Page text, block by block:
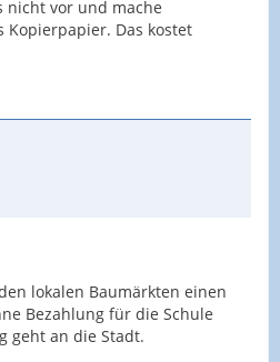
nicht vor und mache
Kopierpapier. Das kostet
lokalen Baumärkten einen
Bezahlung für die Schule
geht an die Stadt.